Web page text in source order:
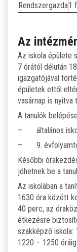
Rendszergazda1
Az
Az iskola épülete
7 órától délután
igazgatójával
épületek ettől
vasárnap is nyitva
A tanulók
– általános
– 9.
Későbbi
jöhetnek be a
Az iskolában a
1630 óra között
40 perc, az
étkezésre
szakképző iskola:
1220 – 1250 óráig